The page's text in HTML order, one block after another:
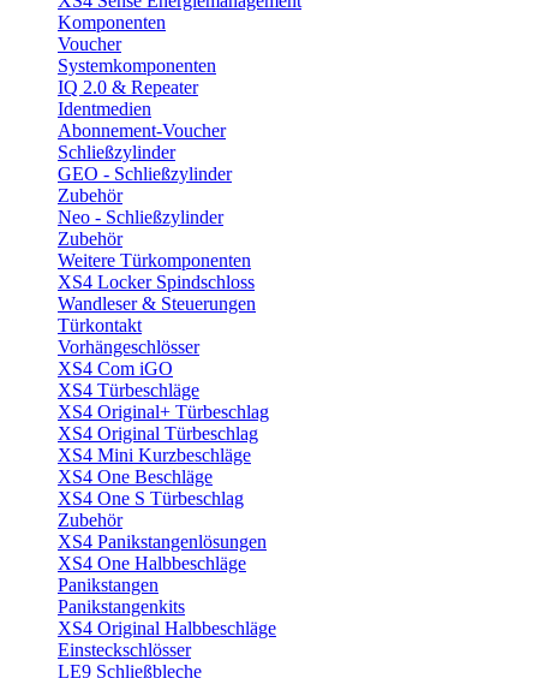
Komponenten
Voucher
Systemkomponenten
IQ 2.0 & Repeater
Identmedien
Abonnement-Voucher
Schließzylinder
GEO - Schließzylinder
Zubehör
Neo - Schließzylinder
Zubehör
Weitere Türkomponenten
XS4 Locker Spindschloss
Wandleser & Steuerungen
Türkontakt
Vorhängeschlösser
XS4 Com iGO
XS4 Türbeschläge
XS4 Original+ Türbeschlag
XS4 Original Türbeschlag
XS4 Mini Kurzbeschläge
XS4 One Beschläge
XS4 One S Türbeschlag
Zubehör
XS4 Panikstangenlösungen
XS4 One Halbbeschläge
Panikstangen
Panikstangenkits
XS4 Original Halbbeschläge
Einsteckschlösser
LE9 Schließbleche